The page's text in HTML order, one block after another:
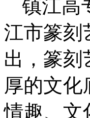
镇江高
江市篆刻
出，篆刻
厚的文
情趣、文